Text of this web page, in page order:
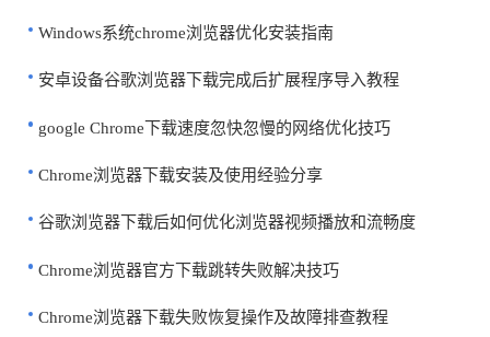
Windows系统chrome浏览器优化安装指南
安卓设备谷歌浏览器下载完成后扩展程序导入教程
google Chrome下载速度忽快忽慢的网络优化技巧
Chrome浏览器下载安装及使用经验分享
谷歌浏览器下载后如何优化浏览器视频播放和流畅度
Chrome浏览器官方下载跳转失败解决技巧
Chrome浏览器下载失败恢复操作及故障排查教程